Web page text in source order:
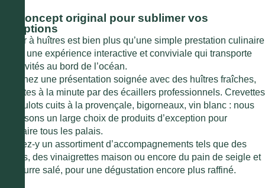
Un concept original pour sublimer vos
réceptions
Le bar à huîtres est bien plus qu’une simple prestation culinaire
: c’est une expérience interactive et conviviale qui transporte
vos invités au bord de l’océan.
Imaginez une présentation soignée avec des huîtres fraîches,
ouvertes à la minute par des écaillers professionnels. Crevettes
bio, bulots cuits à la provençale, bigorneaux, vin blanc : nous
proposons un large choix de produits d’exception pour
satisfaire tous les palais.
Ajoutez-y un assortiment d’accompagnements tels que des
citrons, des vinaigrettes maison ou encore du pain de seigle et
du beurre salé, pour une dégustation encore plus raffiné.